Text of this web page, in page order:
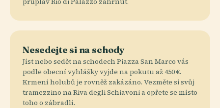
Nesedejte si na schody
Jíst nebo sedět na schodech Piazza San Marco vás
podle obecní vyhlášky vyjde na pokutu až 450 €.
Krmení holubů je rovněž zakázáno. Vezměte si svůj
tramezzino na Riva degli Schiavoni a opřete se místo
toho o zábradlí.